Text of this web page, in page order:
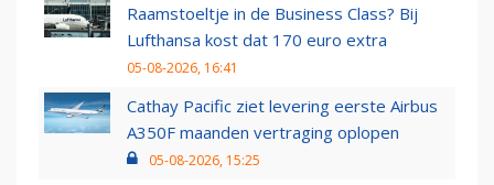
Raamstoeltje in de Business Class? Bij
Lufthansa kost dat 170 euro extra
05-08-2026, 16:41
Cathay Pacific ziet levering eerste Airbus
A350F maanden vertraging oplopen
05-08-2026, 15:25